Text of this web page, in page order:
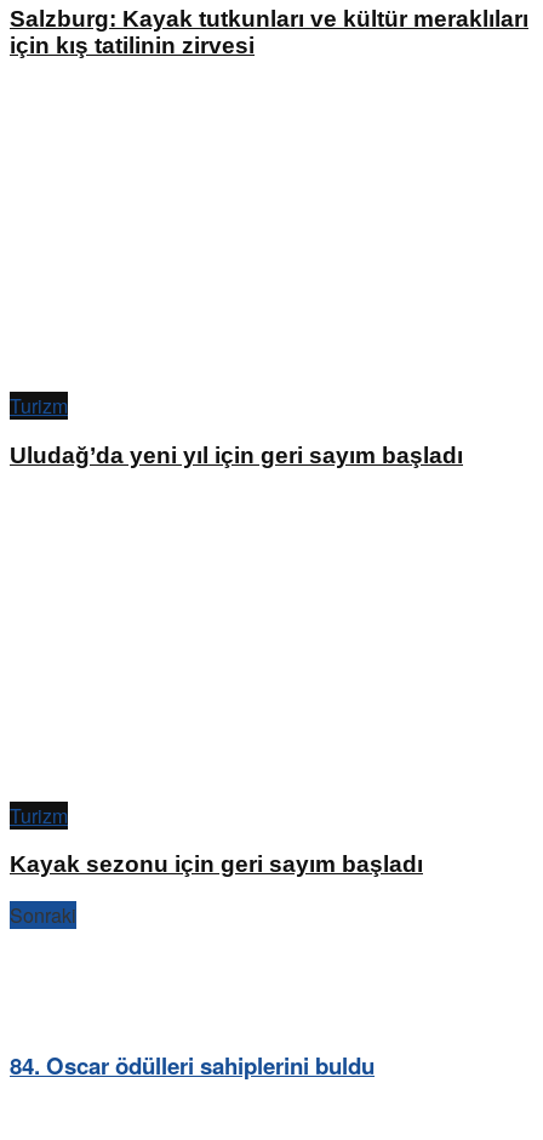
Salzburg: Kayak tutkunları ve kültür meraklıları
için kış tatilinin zirvesi
Turizm
Uludağ’da yeni yıl için geri sayım başladı
Turizm
Kayak sezonu için geri sayım başladı
Sonraki
84. Oscar ödülleri sahiplerini buldu